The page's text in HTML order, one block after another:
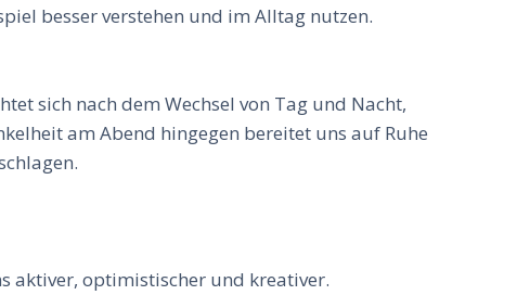
besser verstehen und im Alltag nutzen.
sich nach dem Wechsel von Tag und Nacht,
am Abend hingegen bereitet uns auf Ruhe
aktiver, optimistischer und kreativer.